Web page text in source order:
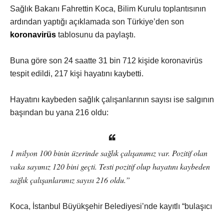
Sağlık Bakanı Fahrettin Koca, Bilim Kurulu toplantısının
ardından yaptığı açıklamada son Türkiye’den son
koronavirüs tablosunu da paylaştı.
Buna göre son 24 saatte 31 bin 712 kişide koronavirüs
tespit edildi, 217 kişi hayatını kaybetti.
Hayatını kaybeden sağlık çalışanlarının sayısı ise salgının
başından bu yana 216 oldu:
1 milyon 100 binin üzerinde sağlık çalışanımız var. Pozitif olan
vaka sayımız 120 bini geçti. Testi pozitif olup hayatını kaybeden
sağlık çalışanlarımız sayısı 216 oldu.”
Koca, İstanbul Büyükşehir Belediyesi’nde kayıtlı “bulaşıcı